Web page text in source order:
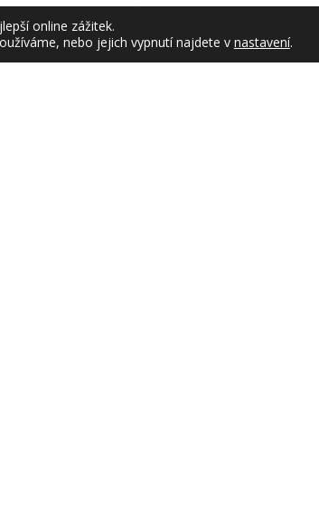
Přehled zákonů, vyhlášek a nařízení
2013 odkazy na legislativu Ministerstva
"Sbírka zákonů 2013" (www.mvcr.cz)
online zážitek.
nebo jejich vypnutí najdete v nastavení.